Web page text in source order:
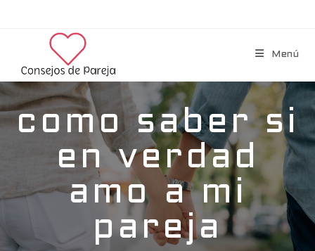
Menú
como saber si
en verdad
amo a mi
pareja